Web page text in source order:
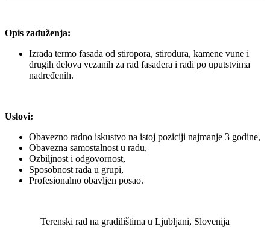
Opis zaduženja:
Izrada termo fasada od stiropora, stirodura, kamene vune i
drugih delova vezanih za rad fasadera i radi po uputstvima
nadređenih.
Uslovi:
Obavezno radno iskustvo na istoj poziciji najmanje 3 godine,
Obavezna samostalnost u radu,
Ozbiljnost i odgovornost,
Sposobnost rada u grupi,
Profesionalno obavljen posao.
Terenski rad na gradilištima u Ljubljani, Slovenija